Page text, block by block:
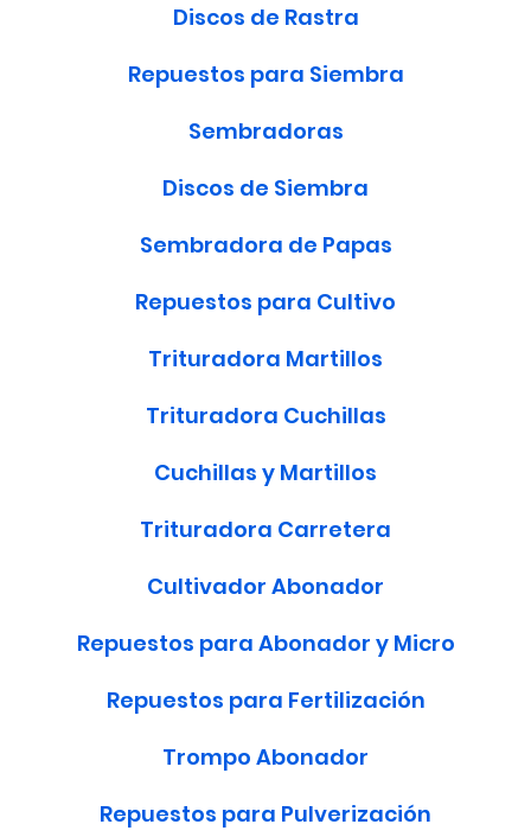
Discos de Rastra
Repuestos para Siembra
Sembradoras
Discos de Siembra
Sembradora de Papas
Repuestos para Cultivo
Trituradora Martillos
Trituradora Cuchillas
Cuchillas y Martillos
Trituradora Carretera
Cultivador Abonador
Repuestos para Abonador y Micro
Repuestos para Fertilización
Trompo Abonador
Repuestos para Pulverización